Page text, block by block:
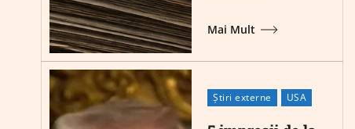
Mai Mult
Știri externe USA